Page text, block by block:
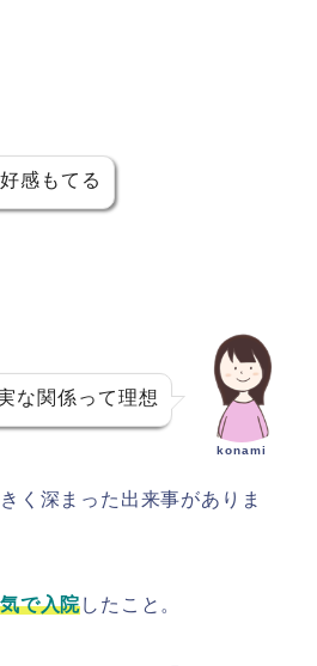
感もてる
な関係って理想
konami
く深まった出来事がありま
で入院したこと。